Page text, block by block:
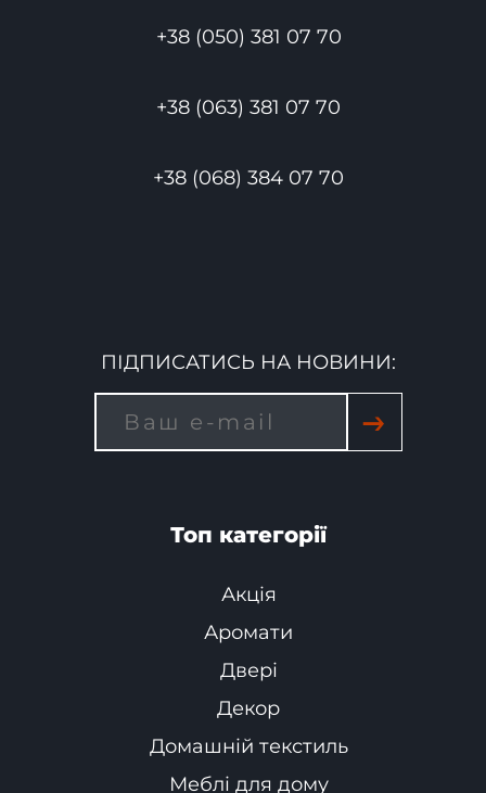
+38 (050) 381 07 70
+38 (063) 381 07 70
+38 (068) 384 07 70
ПІДПИСАТИСЬ НА НОВИНИ:
→
Топ категорії
Акція
Аромати
Двері
Декор
Домашній текстиль
Меблі для дому